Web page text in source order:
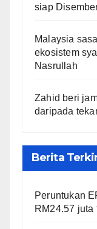
siap
Malaysia
ekosistem
Nasrullah
Zahid beri
daripada
Berita
Peruntukan
RM24.57